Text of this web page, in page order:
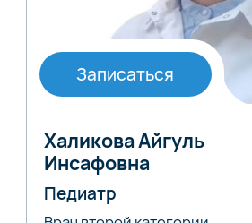
Записаться
Халикова Айгуль
Инсафовна
Педиатр